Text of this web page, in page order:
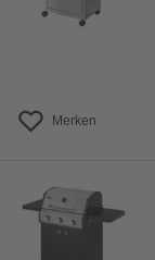
Bewertung
Merken